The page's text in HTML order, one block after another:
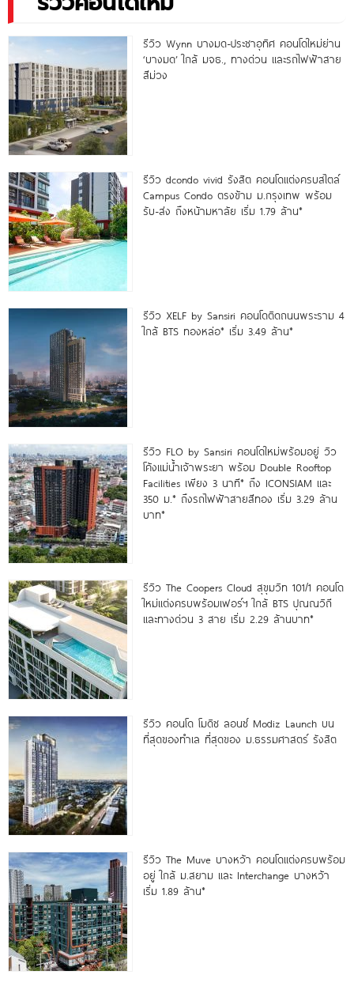
รีวิว Wynn บางมด-ประชาอุทิศ คอนโดใหม่ย่าน
‘บางมด’ ใกล้ มจธ., ทางด่วน และรถไฟฟ้าสาย
สีม่วง
รีวิว dcondo vivid รังสิต คอนโดแต่งครบสไตล์
Campus Condo ตรงข้าม ม.กรุงเทพ พร้อม
รับ-ส่ง ถึงหน้ามหาลัย เริ่ม 1.79 ล้าน*
รีวิว XELF by Sansiri คอนโดติดถนนพระราม 4
ใกล้ BTS ทองหล่อ* เริ่ม 3.49 ล้าน*
รีวิว FLO by Sansiri คอนโดใหม่พร้อมอยู่ วิว
โค้งแม่น้ำเจ้าพระยา พร้อม Double Rooftop
Facilities เพียง 3 นาที* ถึง ICONSIAM และ
350 ม.* ถึงรถไฟฟ้าสายสีทอง เริ่ม 3.29 ล้าน
บาท*
รีวิว The Coopers Cloud สุขุมวิท 101/1 คอนโด
ใหม่แต่งครบพร้อมเฟอร์ฯ ใกล้ BTS ปุณณวิถี
และทางด่วน 3 สาย เริ่ม 2.29 ล้านบาท*
รีวิว คอนโด โมดิซ ลอนซ์ Modiz Launch บน
ที่สุดของทำเล ที่สุดของ ม.ธรรมศาสตร์ รังสิต
รีวิว The Muve บางหว้า คอนโดแต่งครบพร้อม
อยู่ ใกล้ ม.สยาม และ Interchange บางหว้า
เริ่ม 1.89 ล้าน*